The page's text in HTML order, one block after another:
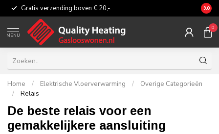
Gratis verzending boven € 20,-. 9.0
MENU
0
Home / Elektrische Vloerverwarming /
Overige Categorieën
/
Relais
De beste relais voor een
gemakkelijkere aansluiting